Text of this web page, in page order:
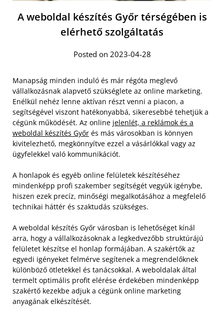
A weboldal készítés Győr térségében is
elérhető szolgáltatás
Posted on 2023-04-28
Manapság minden induló és már régóta meglevő
vállalkozásnak alapvető szükséglete az online marketing.
Enélkül nehéz lenne aktívan részt venni a piacon, a
segítségével viszont hatékonyabbá, sikeresebbé tehetjük a
cégünk működését. Az online jelenlét, a reklámok és a
weboldal készítés Győr és más városokban is könnyen
kivitelezhető, megkönnyítve ezzel a vásárlókkal vagy az
ügyfelekkel való kommunikációt.
A honlapok és egyéb online felületek készítéséhez
mindenképp profi szakember segítségét vegyük igénybe,
hiszen ezek precíz, minőségi megalkotásához a megfelelő
technikai háttér és szaktudás szükséges.
A weboldal készítés Győr városban is lehetőséget kínál
arra, hogy a vállalkozásoknak a legkedvezőbb struktúrájú
felületet készítse el honlap formájában. A szakértők az
egyedi igényeket felmérve segítenek a megrendelőknek
különböző ötletekkel és tanácsokkal. A weboldalak által
termelt optimális profit elérése érdekében mindenképp
szakértő kezekbe adjuk a cégünk online marketing
anyagának elkészítését.